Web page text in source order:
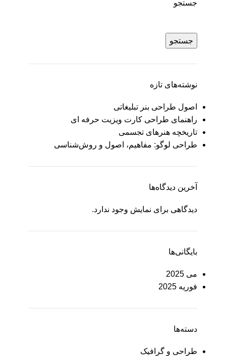
جستجو
جستجو
نوشته‌های تازه
اصول طراحی بنر تبلیغاتی
راهنمای طراحی کارت ویزیت حرفه ای
تاریخچه هنرهای تجسمی
طراحی لوگو: مفاهیم، اصول و روش‌شناسی
آخرین دیدگاه‌ها
دیدگاهی برای نمایش وجود ندارد.
بایگانی‌ها
می 2025
فوریه 2025
دسته‌ها
طراحی و گرافیک